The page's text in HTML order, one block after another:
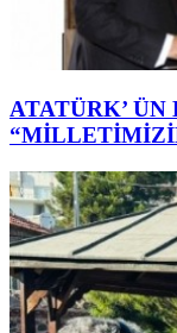
ATATÜRK’ ÜN